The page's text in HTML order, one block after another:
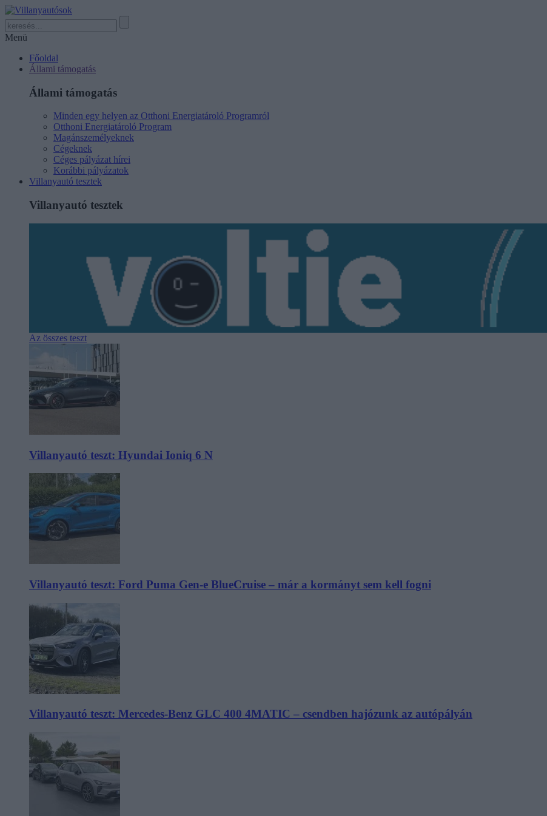
Menü
Főoldal
Állami támogatás
Állami támogatás
Minden egy helyen az Otthoni Energiatároló Programról
Otthoni Energiatároló Program
Magánszemélyeknek
Cégeknek
Céges pályázat hírei
Korábbi pályázatok
Villanyautó tesztek
Villanyautó tesztek
Az összes teszt
Villanyautó teszt: Hyundai Ioniq 6 N
Villanyautó teszt: Ford Puma Gen-e BlueCruise – már a kormányt sem kell fogni
Villanyautó teszt: Mercedes-Benz GLC 400 4MATIC – csendben hajózunk az autópályán